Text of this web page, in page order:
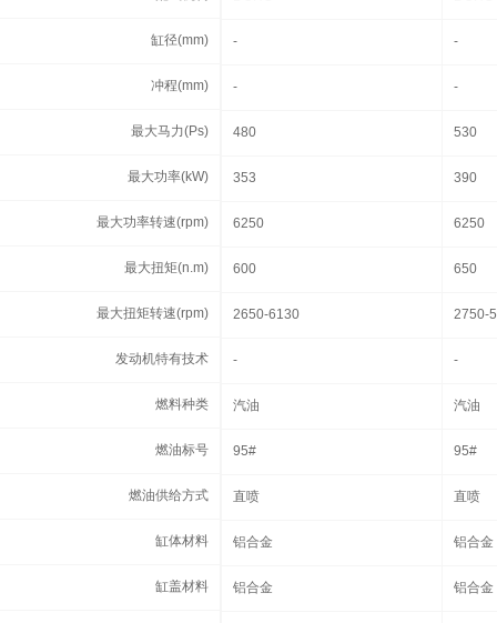
缸径(mm) - -
冲程(mm) - -
最大马力(Ps) 480 530
最大功率(kW) 353 390
最大功率转速(rpm) 6250 6250
最大扭矩(n.m) 600 650
最大扭矩转速(rpm) 2650-6130 2750-
发动机特有技术 - -
燃料种类 汽油 汽油
燃油标号 95# 95#
燃油供给方式 直喷 直喷
缸体材料 铝合金 铝合金
缸盖材料 铝合金 铝合金
缸径(mm)
冲程(mm)
最大马力(Ps)
最大功率(kW)
最大功率转速(rpm)
最大扭矩(n.m)
最大扭矩转速(rpm)
发动机特有技术
燃料种类
燃油标号
燃油供给方式
缸体材料
缸盖材料